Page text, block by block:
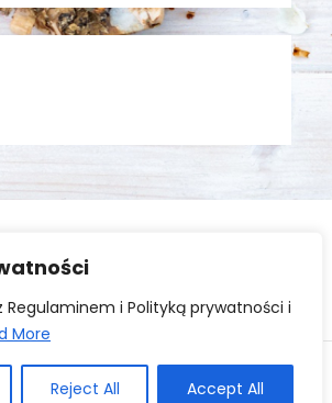
Regulaminem i Polityką prywatności i
More
Reject All Accept All
reserved. Theme Kourtier Blog